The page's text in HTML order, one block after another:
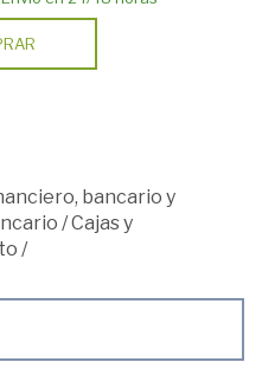
bancario y
/Cajas y
/